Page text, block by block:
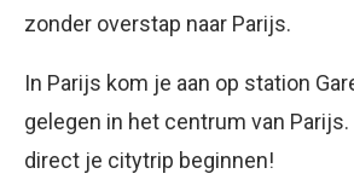
zonder overstap naar Parijs.
In Parijs kom je aan op station
gelegen in het centrum van
direct je citytrip beginnen!